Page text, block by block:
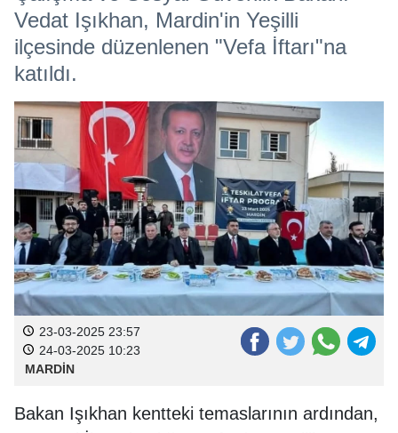
Vedat Işıkhan, Mardin'in Yeşilli
ilçesinde düzenlenen "Vefa İftarı"na
katıldı.
23-03-2025 23:57
24-03-2025 10:23
MARDİN
Bakan Işıkhan kentteki temaslarının ardından,